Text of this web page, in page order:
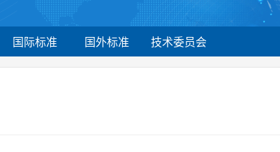
国际标准 国外标准 技术委员会